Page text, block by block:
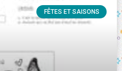
FÊTES ET SAISONS